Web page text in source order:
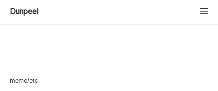
Dunpeel
memo/etc